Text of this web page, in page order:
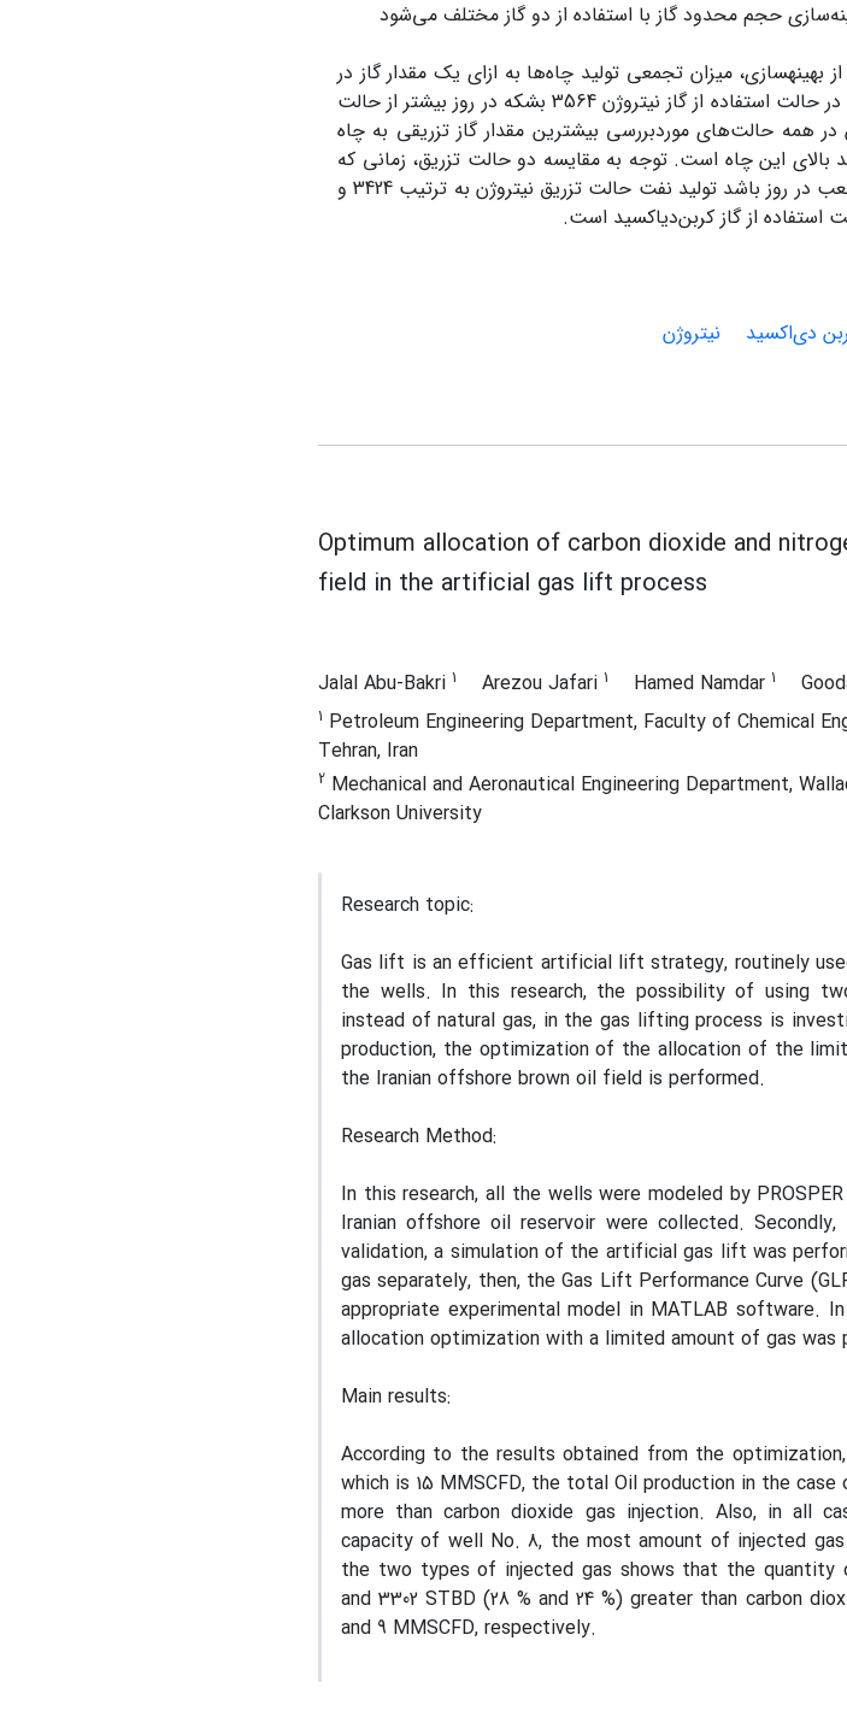
بهینه­سازی، میزان تجمعی تولید چاه‌ها به ازای یک مقدار گاز در
باشد در حالت استفاده از گاز نیتروژن 3564 بشکه در روز بیشتر از حالت
همه حالت‌های موردبررسی بیشترین مقدار گاز تزریقی به چاه
بالای این چاه است. توجه به مقایسه دو حالت تزریق، زمانی که
مقدار گاز در دسترس 12 و 9 میلیون فوت مکعب در روز باشد تولید نفت حالت تزریق نیتروژن به ترتیب 3424 و
استفاده از گاز کربندی­اکسید است.
دی‌اکسید
نیتروژن
Optimum allocation of carbon dioxide and
field in the artificial gas lift process
Jalal Abu-Bakri 1 Arezou Jafari 1 Hamed Namdar 1
1 Petroleum Engineering Department, Faculty of Chemical
Tehran, Iran
2 Mechanical and Aeronautical Engineering Department,
Clarkson University
Research topic:
Gas lift is an efficient artificial lift strategy, routinely
the wells. In this research, the possibility of using
instead of natural gas, in the gas lifting process is
production, the optimization of the allocation of the
the Iranian offshore brown oil field is performed.
Research Method:
In this research, all the wells were modeled by
Iranian offshore oil reservoir were collected.
validation, a simulation of the artificial gas lift was
gas separately, then, the Gas Lift Performance Curve
appropriate experimental model in MATLAB software.
allocation optimization with a limited amount of gas
Main results:
According to the results obtained from the
which is 15 MMSCFD, the total Oil production in the
more than carbon dioxide gas injection. Also, in all
capacity of well No. 8, the most amount of injected
the two types of injected gas shows that the quantity
and 3302 STBD (28 % and 24 %) greater than carbon
and 9 MMSCFD, respectively.